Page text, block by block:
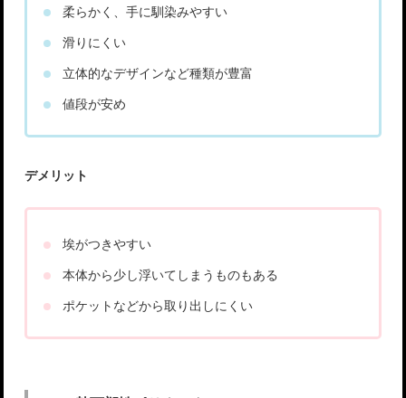
柔らかく、手に馴染みやすい
滑りにくい
立体的なデザインなど種類が豊富
値段が安め
デメリット
埃がつきやすい
本体から少し浮いてしまうものもある
ポケットなどから取り出しにくい